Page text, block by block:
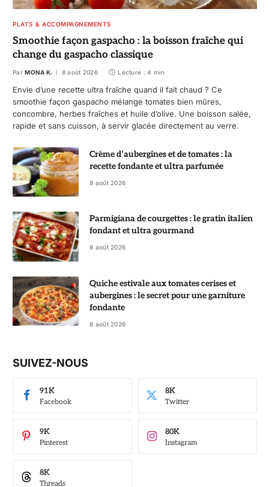
PLATS & ACCOMPAGNEMENTS
Smoothie façon gaspacho : la boisson fraîche qui
change du gaspacho classique
Par MONA K. 8 août 2026 Lecture : 4 min
Envie d’une recette ultra fraîche quand il fait chaud ? Ce
smoothie façon gaspacho mélange tomates bien mûres,
concombre, herbes fraîches et huile d’olive. Une boisson salée,
rapide et sans cuisson, à servir glacée directement au verre.
Crème d’aubergines et de tomates : la
recette fondante et ultra parfumée
8 août 2026
Parmigiana de courgettes : le gratin italien
fondant et ultra gourmand
8 août 2026
Quiche estivale aux tomates cerises et
aubergines : le secret pour une garniture
fondante
8 août 2026
SUIVEZ-NOUS
Facebook
91K
Twitter
8K
Pinterest
9K
Instagram
80K
Threads
8K